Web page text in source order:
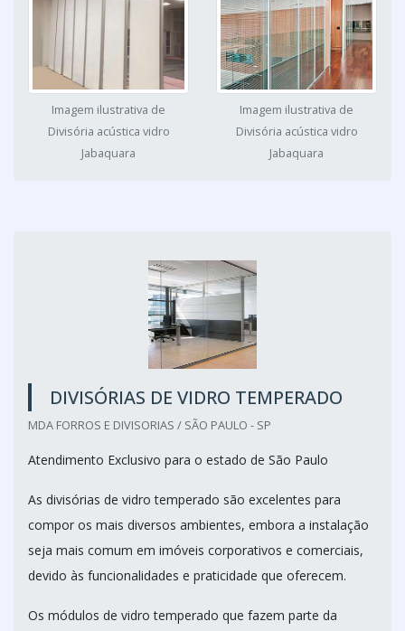
Imagem ilustrativa de
Divisória acústica vidro
Jabaquara
Imagem ilustrativa de
Divisória acústica vidro
Jabaquara
DIVISÓRIAS DE VIDRO TEMPERADO
MDA FORROS E DIVISORIAS / SÃO PAULO - SP
Atendimento Exclusivo para o estado de São Paulo
As divisórias de vidro temperado são excelentes para
compor os mais diversos ambientes, embora a instalação
seja mais comum em imóveis corporativos e comerciais,
devido às funcionalidades e praticidade que oferecem.
Os módulos de vidro temperado que fazem parte da